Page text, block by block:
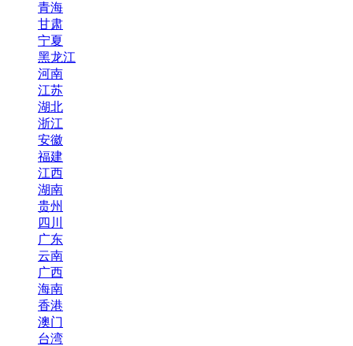
青海
甘肃
宁夏
黑龙江
河南
江苏
湖北
浙江
安徽
福建
江西
湖南
贵州
四川
广东
云南
广西
海南
香港
澳门
台湾